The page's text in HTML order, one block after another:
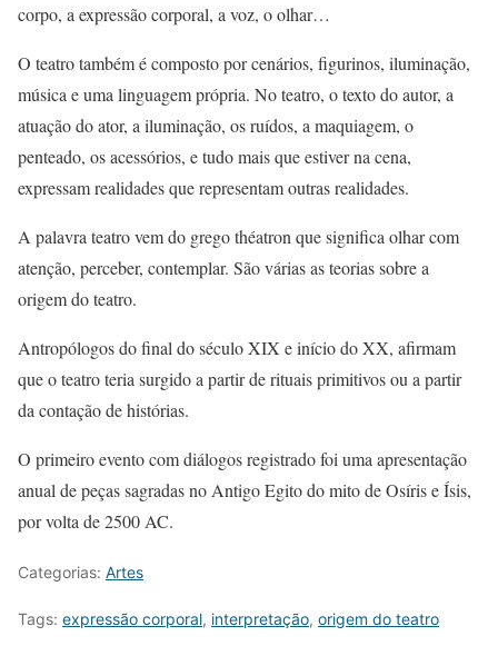
corpo, a expressão corporal, a voz, o olhar…
O teatro também é composto por cenários, figurinos, iluminação,
música e uma linguagem própria. No teatro, o texto do autor, a
atuação do ator, a iluminação, os ruídos, a maquiagem, o
penteado, os acessórios, e tudo mais que estiver na cena,
expressam realidades que representam outras realidades.
A palavra teatro vem do grego théatron que significa olhar com
atenção, perceber, contemplar. São várias as teorias sobre a
origem do teatro.
Antropólogos do final do século XIX e início do XX, afirmam
que o teatro teria surgido a partir de rituais primitivos ou a partir
da contação de histórias.
O primeiro evento com diálogos registrado foi uma apresentação
anual de peças sagradas no Antigo Egito do mito de Osíris e Ísis,
por volta de 2500 AC.
Categorias: Artes
Tags: expressão corporal, interpretação, origem do teatro